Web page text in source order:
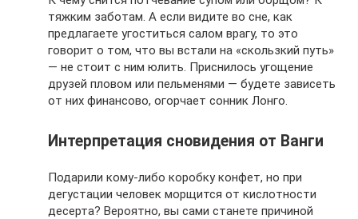
тяжким заботам. А если видите во сне, как
предлагаете угоститься салом врагу, то это
говорит о том, что вы встали на «скользкий путь»
— не стоит с ним юлить. Приснилось угощение
друзей пловом или пельменями — будете зависеть
от них финансово, огорчает сонник Лонго.
Интерпретация сновидения от Ванги
Подарили кому-либо коробку конфет, но при
дегустации человек морщится от кислотности
десерта? Вероятно, вы сами станете причиной